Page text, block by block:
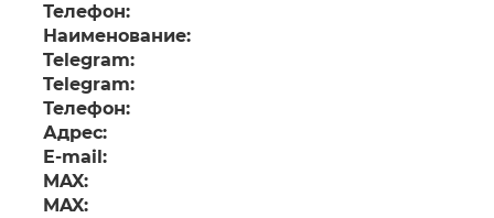
Телефон:
Наименование:
Telegram:
Telegram:
Телефон:
Адрес:
E-mail:
MAX:
MAX: